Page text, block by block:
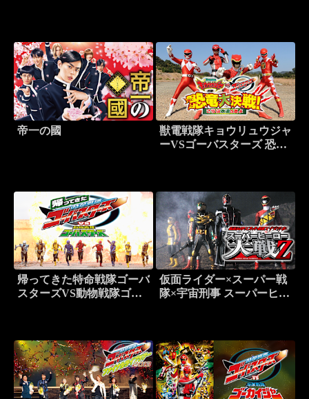
帝一の國
獣電戦隊キョウリュウジャ
ーVSゴーバスターズ 恐竜
帰ってきた特命戦隊ゴーバ
スターズVS動物戦隊ゴー
仮面ライダー×スーパー戦
隊×宇宙刑事 スーパーヒー